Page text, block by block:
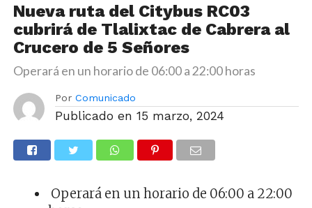
Nueva ruta del Citybus RC03
cubrirá de Tlalixtac de Cabrera al
Crucero de 5 Señores
Operará en un horario de 06:00 a 22:00 horas
Por Comunicado
Publicado en 15 marzo, 2024
Operará en un horario de 06:00 a 22:00